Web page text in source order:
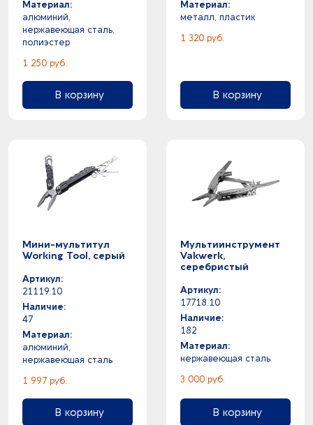
Материал:
алюминий,
нержавеющая сталь,
полиэстер
1 250 руб.
В корзину
Материал:
металл, пластик
1 320 руб.
В корзину
Мини-мультитул
Working Tool, серый
Артикул:
21119.10
Наличие:
47
Материал:
алюминий,
нержавеющая сталь
1 997 руб.
В корзину
Мультиинструмент
Vakwerk,
серебристый
Артикул:
17718.10
Наличие:
182
Материал:
нержавеющая сталь
3 000 руб.
В корзину